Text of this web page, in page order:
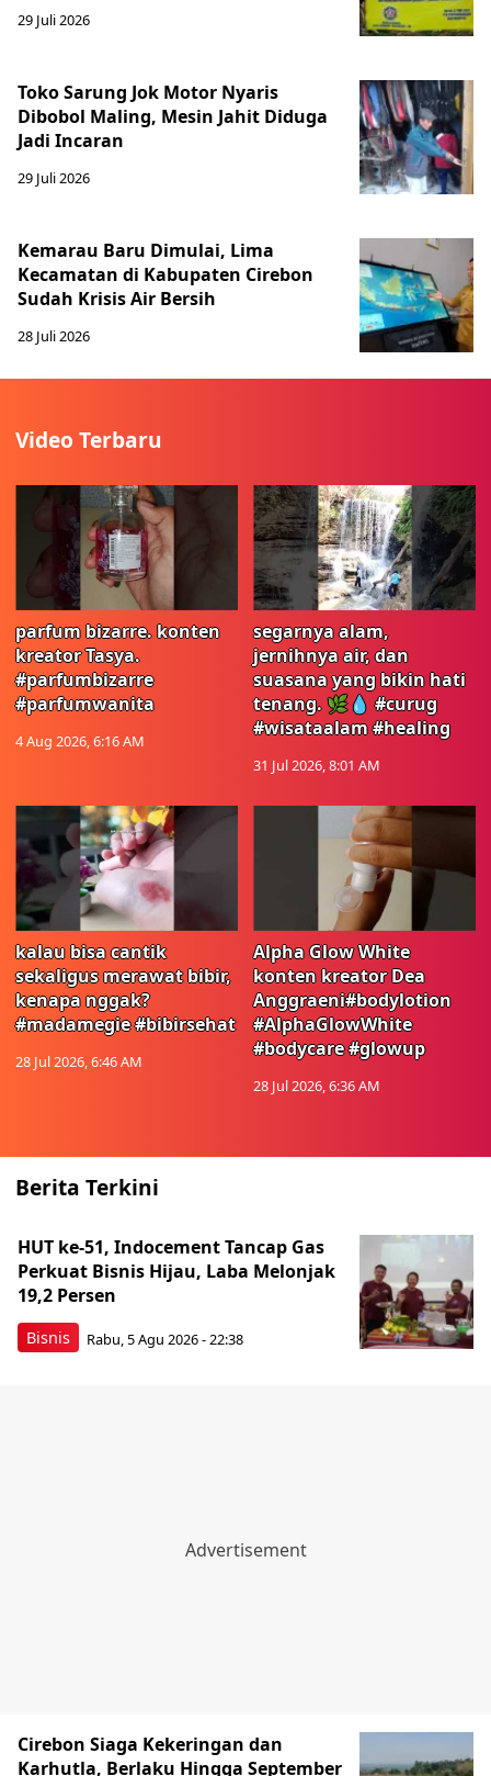
29 Juli 2026
Toko Sarung Jok Motor Nyaris
Dibobol Maling, Mesin Jahit Diduga
Jadi Incaran
29 Juli 2026
Kemarau Baru Dimulai, Lima
Kecamatan di Kabupaten Cirebon
Sudah Krisis Air Bersih
28 Juli 2026
Video Terbaru
parfum bizarre. konten
kreator Tasya.
#parfumbizarre
#parfumwanita
4 Aug 2026, 6:16 AM
segarnya alam,
jernihnya air, dan
suasana yang bikin hati
tenang. 🌿💧 #curug
#wisataalam #healing
31 Jul 2026, 8:01 AM
kalau bisa cantik
sekaligus merawat bibir,
kenapa nggak?
#madamegie #bibirsehat
28 Jul 2026, 6:46 AM
Alpha Glow White
konten kreator Dea
Anggraeni#bodylotion
#AlphaGlowWhite
#bodycare #glowup
28 Jul 2026, 6:36 AM
Berita Terkini
Bisnis
HUT ke-51, Indocement Tancap Gas
Perkuat Bisnis Hijau, Laba Melonjak
19,2 Persen
Rabu, 5 Agu 2026 - 22:38
Cirebon Siaga Kekeringan dan
Karhutla, Berlaku Hingga September